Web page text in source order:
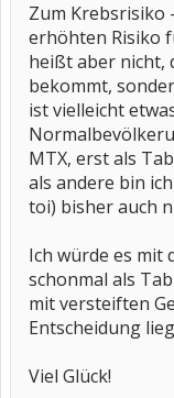
Zum Krebsrisiko
erhöhten Risiko
heißt aber nicht,
bekommt,
ist vielleicht
MTX, erst als
als andere bin
toi) bisher auch
Ich würde es mit
schonmal als
mit versteiften
Entscheidung
Viel Glück!